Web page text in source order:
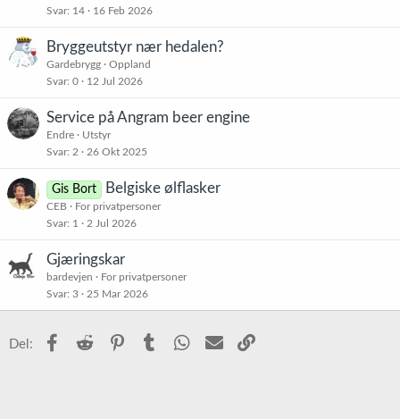
Svar 14 16 Feb 2026
Bryggeutstyr nær hedalen?
Gardebrygg
Oppland
Svar 0 12 Jul 2026
Service på Angram beer engine
Endre
Utstyr
Svar 2 26 Okt 2025
Gis Bort Belgiske ølflasker
CEB
For privatpersoner
Svar 1 2 Jul 2026
Gjæringskar
bardevjen
For privatpersoner
Svar 3 25 Mar 2026
Del: Facebook
Reddit PinterestTumblr WhatsApp
E-post